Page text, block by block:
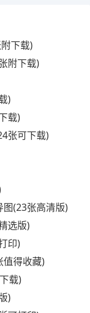
下载)
附下载)
)
载)
张可下载)
(23张高清版)
选版)
印)
值得收藏)
载)
)